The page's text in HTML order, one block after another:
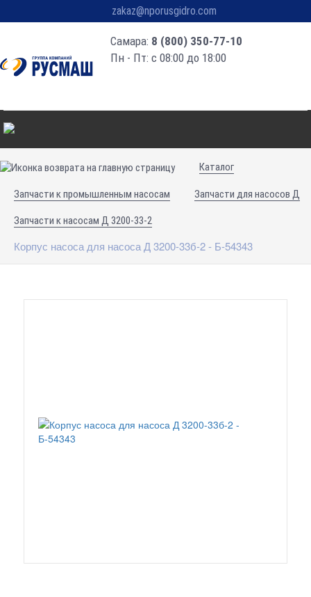
zakaz@nporusgidro.com
Самара: 8 (800) 350-77-10
Пн - Пт: с 08:00 до 18:00
Каталог
Запчасти к промышленным насосам Запчасти для насосов Д
Запчасти к насосам Д 3200-33-2
Корпус насоса для насоса Д 3200-33б-2 - Б-54343